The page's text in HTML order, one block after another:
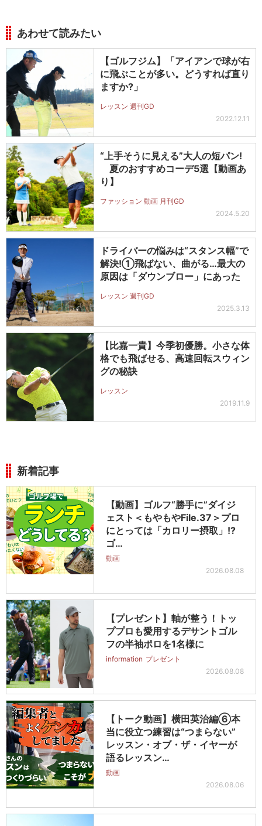
あわせて読みたい
【ゴルフジム】「アイアンで球が右
に飛ぶことが多い。どうすれば直り
ますか?」
レッスン 週刊GD
2022.12.11
“上手そうに見える”大人の短パン!
夏のおすすめコーデ5選【動画あ
り】
ファッション 動画 月刊GD
2024.5.20
ドライバーの悩みは“スタンス幅”で
解決!①飛ばない、曲がる…最大の
原因は「ダウンブロー」にあった
レッスン 週刊GD
2025.3.13
【比嘉一貴】今季初優勝。小さな体
格でも飛ばせる、高速回転スウィン
グの秘訣
レッスン
2019.11.9
新着記事
【動画】ゴルフ“勝手に”ダイジ
ェスト＜もやもやFile.37＞プロ
にとっては「カロリー摂取」!?
ゴ…
動画
2026.08.08
【プレゼント】軸が整う！トッ
ププロも愛用するデサントゴル
フの半袖ポロを1名様に
information プレゼント
2026.08.08
【トーク動画】横田英治編⑥本
当に役立つ練習は“つまらない”
レッスン・オブ・ザ・イヤーが
語るレッスン…
動画
2026.08.06